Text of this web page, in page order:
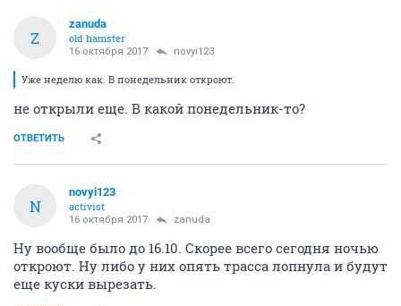
Z
zanuda
old hamster
16 октября 2017 novyi123
Уже неделю как. В понедельник откроют.
не открыли еще. В какой понедельник-то?
ОТВЕТИТЬ
N
novyi123
activist
16 октября 2017 zanuda
Ну вообще было до 16.10. Скорее всего сегодня ночью
откроют. Ну либо у них опять трасса лопнула и будут
еще куски вырезать.